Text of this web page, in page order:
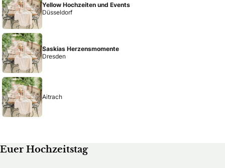
Yellow Hochzeiten und Events
Düsseldorf
Saskias Herzensmomente
Dresden
Aitrach
Euer Hochzeitstag